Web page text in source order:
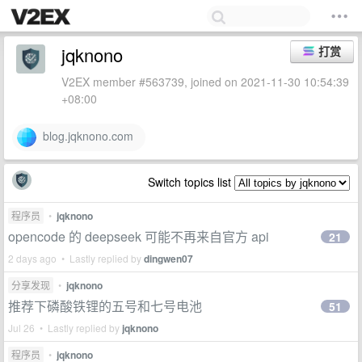
打赏
jqknono
V2EX member #563739, joined on 2021-11-30 10:54:39
+08:00
blog.jqknono.com
Switch topics list
程序员 • jqknono
opencode 的 deepseek 可能不再来自官方 api
2 days ago • Lastly replied bydingwen07
21
分享发现 • jqknono
推荐下磷酸铁锂的五号和七号电池
Jul 26 • Lastly replied by jqknono
51
程序员 • jqknono